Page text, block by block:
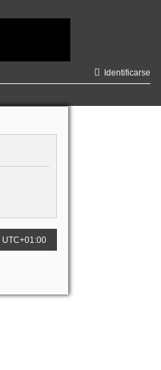
Identificarse
UTC+01:00